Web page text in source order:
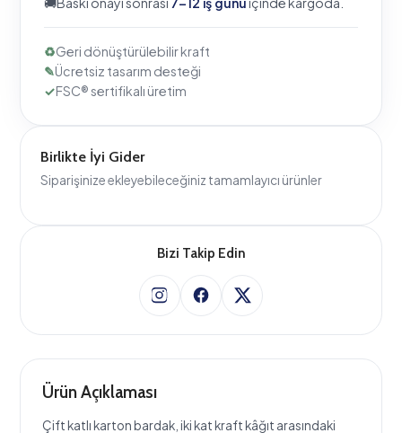
Ürün Açıklaması
Çift katlı karton bardak, iki kat kraft kâğıt arasındaki
hava boşluğu sayesinde sıcak içeceğin ısısını dışarı
etkinliğinizin ya da paket servisinizin imzasını taşır.
gıdayla temasa uygun şekilde kaplanmıştır. Sıcak
✓FSC® sertifikalı üretim
Birlikte İyi Gider
Siparişinize ekleyebileceğiniz tamamlayıcı ürünler
Bizi Takip Edin